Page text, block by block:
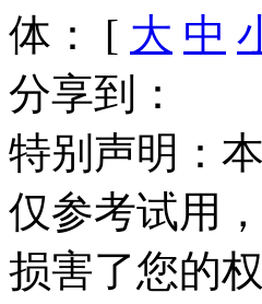
体： [ 大 中
分享到：
特别声明：
仅参考试用
损害了您的